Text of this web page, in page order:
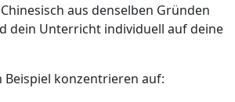
aus denselben Gründen
dein Unterricht individuell auf deine
Beispiel konzentrieren auf: